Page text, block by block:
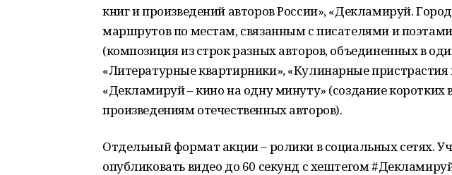
книг и произведений авторов России», «Декламируй.
маршрутов по местам, связанным с писателями и
(композиция из строк разных авторов, объединенных в
«Литературные квартирники», «Кулинарные пристрастия
«Декламируй – кино на одну минуту» (создание коротких
произведениям отечественных авторов).
Отдельный формат акции – ролики в социальных сетях.
опубликовать видео до 60 секунд с хештегом